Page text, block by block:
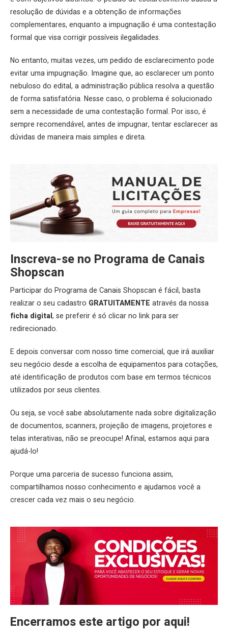
resolução de dúvidas e a obtenção de informações
complementares, enquanto a impugnação é uma contestação
formal que visa corrigir possíveis ilegalidades.
No entanto, muitas vezes, um pedido de esclarecimento pode
evitar uma impugnação. Imagine que, ao esclarecer um ponto
nebuloso do edital, a administração pública resolva a questão
de forma satisfatória. Nesse caso, o problema é solucionado
sem a necessidade de uma contestação formal. Por isso, é
sempre recomendável, antes de impugnar, tentar esclarecer as
dúvidas de maneira mais simples e direta.
Inscreva-se no Programa de Canais
Shopscan
Participar do Programa de Canais Shopscan é fácil, basta
realizar o seu cadastro GRATUITAMENTE através da nossa
ficha digital, se preferir é só clicar no link para ser
redirecionado.
E depois conversar com nosso time comercial, que irá auxiliar
seu negócio desde a escolha de equipamentos para cotações,
até identificação de produtos com base em termos técnicos
utilizados por seus clientes.
Ou seja, se você sabe absolutamente nada sobre digitalização
de documentos, scanners, projeção de imagens, projetores e
telas interativas, não se preocupe! Afinal, estamos aqui para
ajudá-lo!
Porque uma parceria de sucesso funciona assim,
compartilhamos nosso conhecimento e ajudamos você a
crescer cada vez mais o seu negócio.
Encerramos este artigo por aqui!